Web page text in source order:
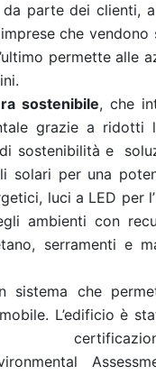
parte dei clienti,
che
permette alle
sostenibile, che
grazie a
sostenibilità e
solari per una
luci a LED per
ambienti con
serramenti e
sistema che
L’edificio è